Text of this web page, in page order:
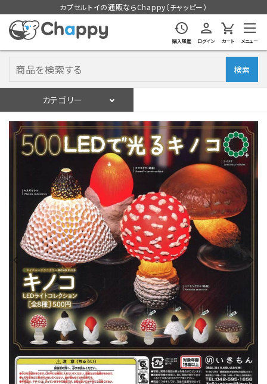
カプセルトイの通販ならChappy（チャッピー）
購入履歴 ログイン カート メニュー
検索
カテゴリー
ログイン 会員登録
入荷スケジュールをチェック
カプセルトイマシン本体
カプセルトイ
販促用空カプセル
レンタル
景品・玩具・文具
販促用カプセルトイ